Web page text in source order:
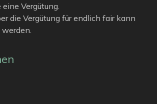
Vergütung.
die Vergütung für endlich fair kann